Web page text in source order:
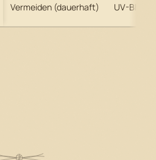
Vermeiden (dauerhaft) UV-